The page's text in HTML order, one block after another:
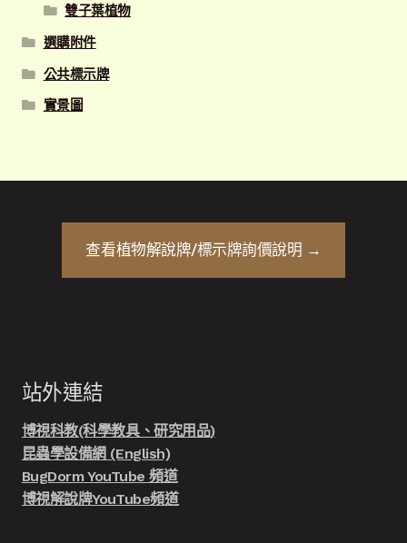
雙子葉植物
選購附件
公共標示牌
實景圖
查看植物解說牌/標示牌詢價說明 →
站外連結
博視科教(科學教具、研究用品)
昆蟲學設備網 (English)
BugDorm YouTube 頻道
博視解說牌YouTube頻道